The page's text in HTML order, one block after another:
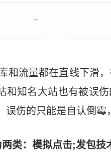
和流量都在直线下滑
和知名大站也有被误
误伤的只能是自认倒霉
类：模拟点击;发包技